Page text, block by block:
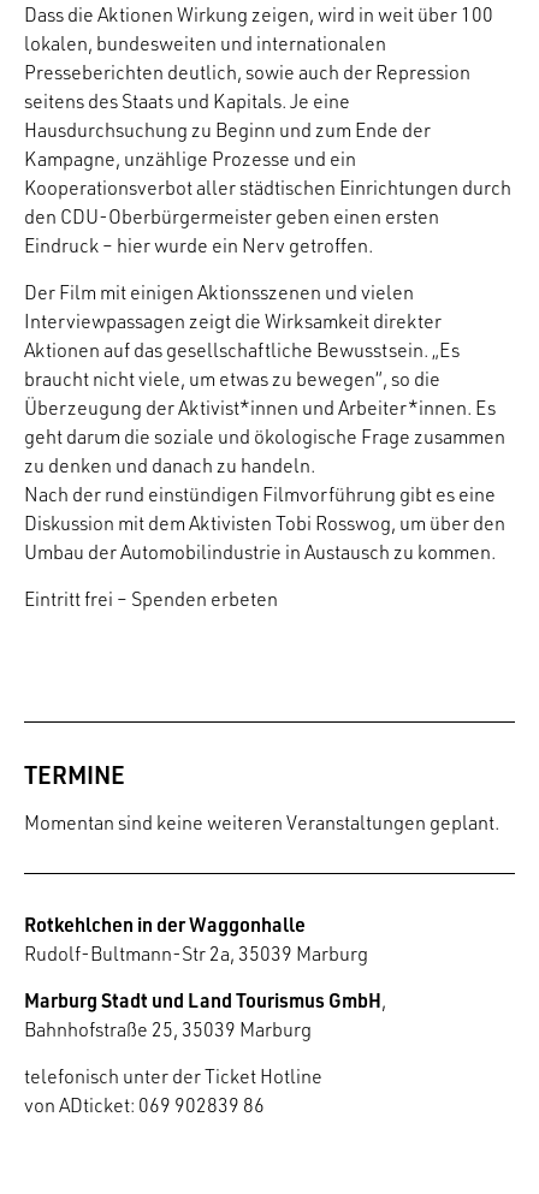
Dass die Aktionen Wirkung zeigen, wird in weit über 100
lokalen, bundesweiten und internationalen
Presseberichten deutlich, sowie auch der Repression
seitens des Staats und Kapitals. Je eine
Hausdurchsuchung zu Beginn und zum Ende der
Kampagne, unzählige Prozesse und ein
Kooperationsverbot aller städtischen Einrichtungen durch
den CDU-Oberbürgermeister geben einen ersten
Eindruck – hier wurde ein Nerv getroffen.
Der Film mit einigen Aktionsszenen und vielen
Interviewpassagen zeigt die Wirksamkeit direkter
Aktionen auf das gesellschaftliche Bewusstsein. „Es
braucht nicht viele, um etwas zu bewegen“, so die
Überzeugung der Aktivist*innen und Arbeiter*innen. Es
geht darum die soziale und ökologische Frage zusammen
zu denken und danach zu handeln.
Nach der rund einstündigen Filmvorführung gibt es eine
Diskussion mit dem Aktivisten Tobi Rosswog, um über den
Umbau der Automobilindustrie in Austausch zu kommen.
Eintritt frei – Spenden erbeten
TERMINE
Momentan sind keine weiteren Veranstaltungen geplant.
Rotkehlchen in der Waggonhalle
Rudolf-Bultmann-Str 2a, 35039 Marburg
Marburg Stadt und Land Tourismus GmbH,
Bahnhofstraße 25, 35039 Marburg
telefonisch unter der Ticket Hotline
von ADticket: 069 902839 86